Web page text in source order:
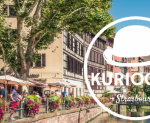
Skip
to
content